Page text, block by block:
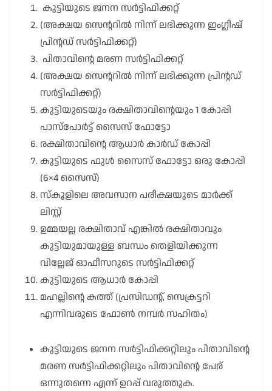
കുട്ടിയുടെ ജനന സർട്ടിഫിക്കറ്റ്
(അക്ഷയ സെന്ററിൽ നിന്ന് ലഭിക്കുന്ന ഇംഗ്ലീഷ്
പ്രിന്റഡ് സർട്ടിഫിക്കറ്റ്)
പിതാവിന്റെ മരണ സർട്ടിഫിക്കറ്റ്
(അക്ഷയ സെന്ററിൽ നിന്ന് ലഭിക്കുന്ന പ്രിന്റഡ്
സർട്ടിഫിക്കറ്റ്)
കുട്ടിയുടെയും രക്ഷിതാവിന്റെയും 1 കോപ്പി
പാസ്പോർട്ട് സൈസ് ഫോട്ടോ
രക്ഷിതാവിന്റെ ആധാർ കാർഡ് കോപ്പി
കുട്ടിയുടെ ഫുൾ സൈസ് ഫോട്ടോ ഒരു കോപ്പി
(6×4 സൈസ്)
സ്കൂളിലെ അവസാന പരീക്ഷയുടെ മാർക്ക്
ലിസ്റ്റ്
ഉമ്മയല്ല രക്ഷിതാവ് എങ്കിൽ രക്ഷിതാവും
കുട്ടിയുമായുള്ള ബന്ധം തെളിയിക്കുന്ന
വില്ലേജ് ഓഫീസറുടെ സർട്ടിഫിക്കറ്റ്
കുട്ടിയുടെ ആധാർ കോപ്പി
മഹല്ലിന്റെ കത്ത് (പ്രസിഡന്റ്, സെക്രട്ടറി
എന്നിവരുടെ ഫോൺ നമ്പർ സഹിതം)
കുട്ടിയുടെ ജനന സർട്ടിഫിക്കറ്റിലും പിതാവിന്റെ
മരണ സർട്ടിഫിക്കറ്റിലും പിതാവിന്റെ പേര്
ഒന്നുതന്നെ എന്ന് ഉറപ്പ് വരുത്തുക.